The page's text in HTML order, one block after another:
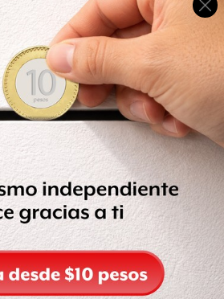
el auto de Mohammed Dewji luego
afueras del Colosseum Hotel and
Salam, Tanzania.